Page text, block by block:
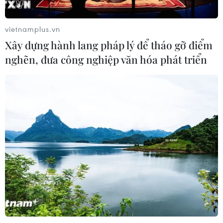
rộng tại miền Đông Trung Quốc
Nhật Bản: Sạt lở đất khiến gần 400
Khủng hoảng nắng nóng đẩy 34 tỉnh
của Pháp vào mức nguy cơ cháy
rừng cao
08/08/2026 23:59
Thời tiết ngày 9/8: Bắc Bộ và Trung
vietnamplus.vn
Xây dựng hành lang pháp lý để tháo gỡ điểm
nghẽn, đưa công nghiệp văn hóa phát triển